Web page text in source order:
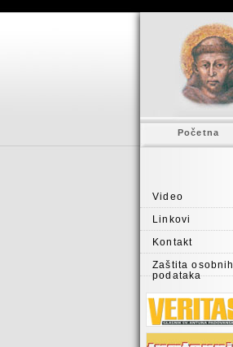
Početna
Video
Linkovi
Kontakt
Zaštita osobnih
podataka